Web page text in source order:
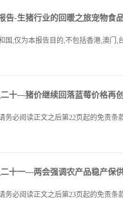
告-生猪行业的回暖之旅宠物食
十—猪价继续回落蓝莓价格再
十一—两会强调农产品稳产保